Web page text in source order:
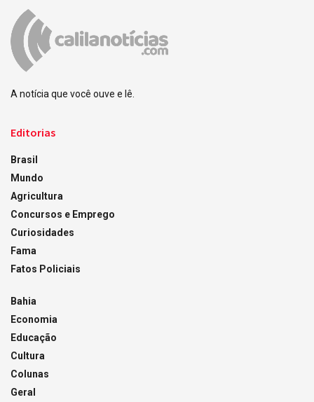
A notícia que você ouve e lê.
Editorias
Brasil
Mundo
Agricultura
Concursos e Emprego
Curiosidades
Fama
Fatos Policiais
Bahia
Economia
Educação
Cultura
Colunas
Geral